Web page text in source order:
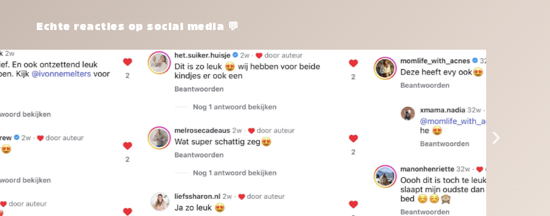
twijfelen gewoon doen, het is het waard.
Echte reacties op social media 💬
›